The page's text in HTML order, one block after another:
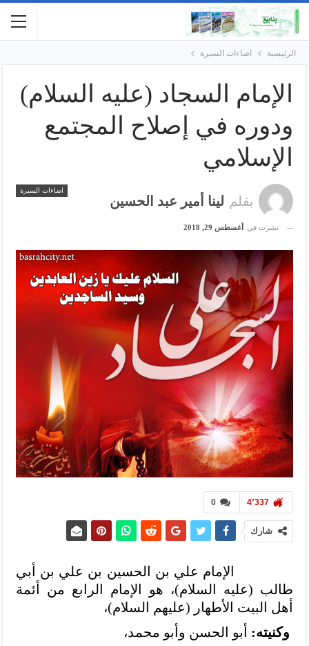
الرئيسية اضاءات السيرة
الإمام السجاد (عليه السلام)
ودوره في إصلاح المجتمع
الإسلامي
اضاءات السيرة
بقلم لينا أمير عبد الحسين
نشرت في أغسطس 29, 2018
0 4٬337
شارك
الإمام علي بن الحسين بن علي بن أبي
طالب (عليه السلام)، هو الإمام الرابع من أئمة
أهل البيت الأطهار (عليهم السلام)،
وكنيته: أبو الحسن وأبو محمد،